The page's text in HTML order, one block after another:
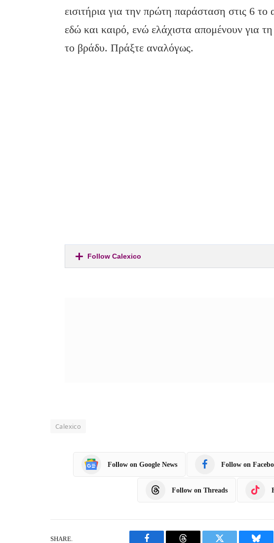
εισιτήρια για την πρώτη παράσταση στις 6 το
εδώ και καιρό, ενώ ελάχιστα απομένουν για
το βράδυ. Πράξτε αναλόγως.
Follow Calexico
Calexico
Follow on Google News Follow on
Follow on Threads
SHARE.